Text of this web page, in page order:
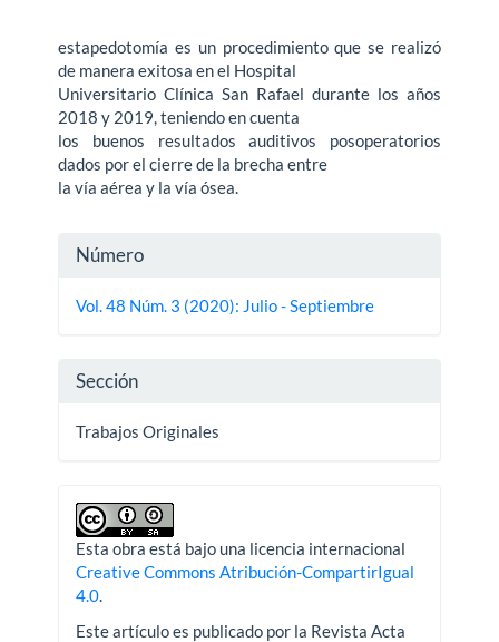
estapedotomía es un procedimiento que se realizó
de manera exitosa en el Hospital
Universitario Clínica San Rafael durante los años
2018 y 2019, teniendo en cuenta
los buenos resultados auditivos posoperatorios
dados por el cierre de la brecha entre
la vía aérea y la vía ósea.
Detalles
del
Número
Vol. 48 Núm. 3 (2020): Julio - Septiembre
Sección
Trabajos Originales
Esta obra está bajo una licencia internacional
Creative Commons Atribución-CompartirIgual
4.0.
Este artículo es publicado por la Revista Acta